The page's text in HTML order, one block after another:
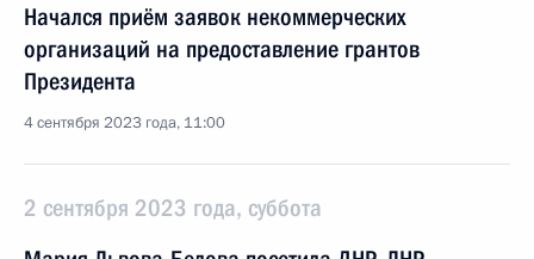
Начался приём заявок некоммерческих
организаций на предоставление грантов
Президента
4 сентября 2023 года, 11:00
2 сентября 2023 года, суббота